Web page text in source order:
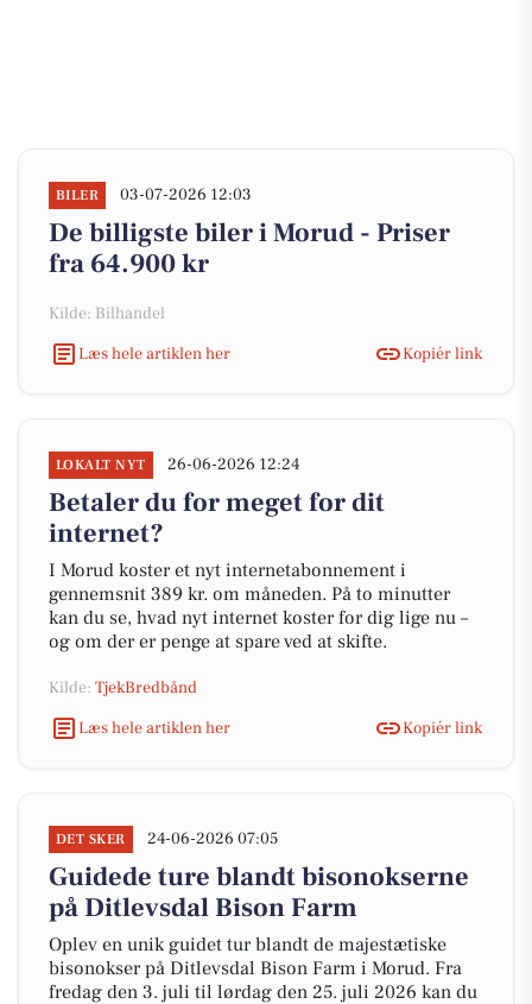
BILER 03-07-2026 12:03
De billigste biler i Morud - Priser
fra 64.900 kr
Kilde: Bilhandel
Læs hele artiklen her
Kopiér link
LOKALT NYT 26-06-2026 12:24
Betaler du for meget for dit
internet?
I Morud koster et nyt internetabonnement i
gennemsnit 389 kr. om måneden. På to minutter
kan du se, hvad nyt internet koster for dig lige nu –
og om der er penge at spare ved at skifte.
Kilde: TjekBredbånd
Læs hele artiklen her
Kopiér link
DET SKER 24-06-2026 07:05
Guidede ture blandt bisonokserne
på Ditlevsdal Bison Farm
Oplev en unik guidet tur blandt de majestætiske
bisonokser på Ditlevsdal Bison Farm i Morud. Fra
fredag den 3. juli til lørdag den 25. juli 2026 kan du